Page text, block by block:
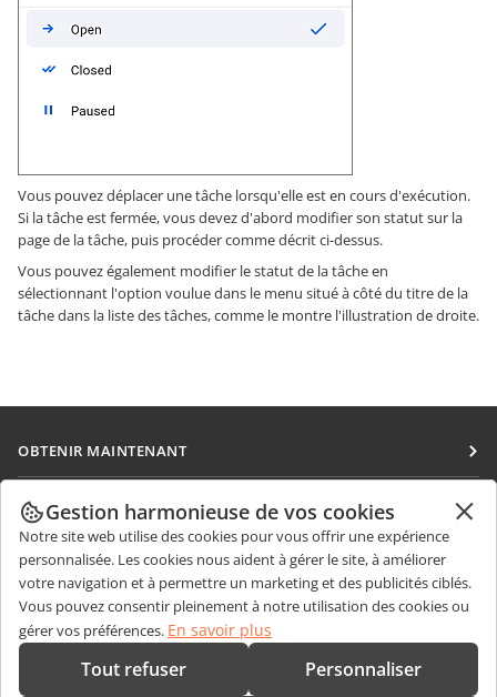
Vous pouvez déplacer une tâche lorsqu'elle est en cours d'exécution.
Si la tâche est fermée, vous devez d'abord modifier son statut sur la
page de la tâche, puis procéder comme décrit ci-dessus.
Vous pouvez également modifier le statut de la tâche en
sélectionnant l'option voulue dans le menu situé à côté du titre de la
tâche dans la liste des tâches, comme le montre l'illustration de droite.
OBTENIR MAINTENANT
Docs
DocSpace
Workspace
Connecteurs
Applications de bureau
Applications mobiles
COLLABORATION
Pour les contributeurs
Pour les traducteurs
Pour les influenceurs
Offres d'emploi
OBTENIR DES NOUVELLES
Blog
OBTENIR DE L'AIDE
Forum
CONTACTEZ-NOUS
Gestion harmonieuse de vos cookies
Notre site web utilise des cookies pour vous offrir une expérience
personnalisée. Les cookies nous aident à gérer le site, à améliorer
votre navigation et à permettre un marketing et des publicités ciblés.
Vous pouvez consentir pleinement à notre utilisation des cookies ou
gérer vos préférences. En savoir plus
Tout refuser Personnaliser